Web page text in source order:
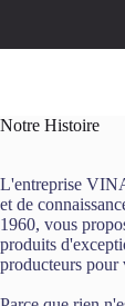
Notre Histoire
L'entreprise
et de
1960, vous
produits
producteurs pour